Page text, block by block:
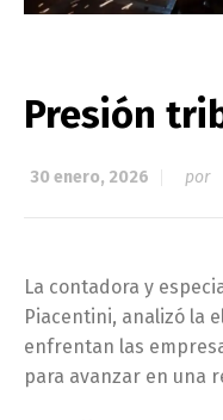
Presión
30 enero, 2026 por
La contadora y
Piacentini, analizó la
enfrentan las
para avanzar en una